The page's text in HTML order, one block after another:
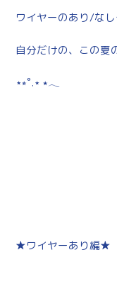
ワイヤーのあり/な
自分だけの、この夏
⋆⭒˚.⋆ ⭑𓂃
★ワイヤーあり編★